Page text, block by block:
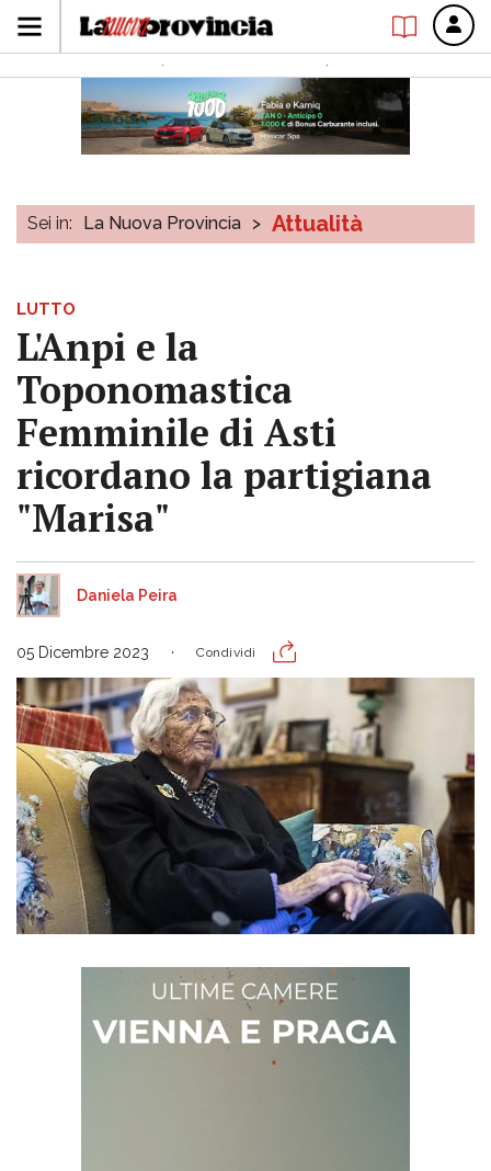
Sei in: La Nuova Provincia > Attualità
LUTTO
L'Anpi e la
Toponomastica
Femminile di Asti
ricordano la partigiana
"Marisa"
Daniela Peira
05 Dicembre 2023 Condividi